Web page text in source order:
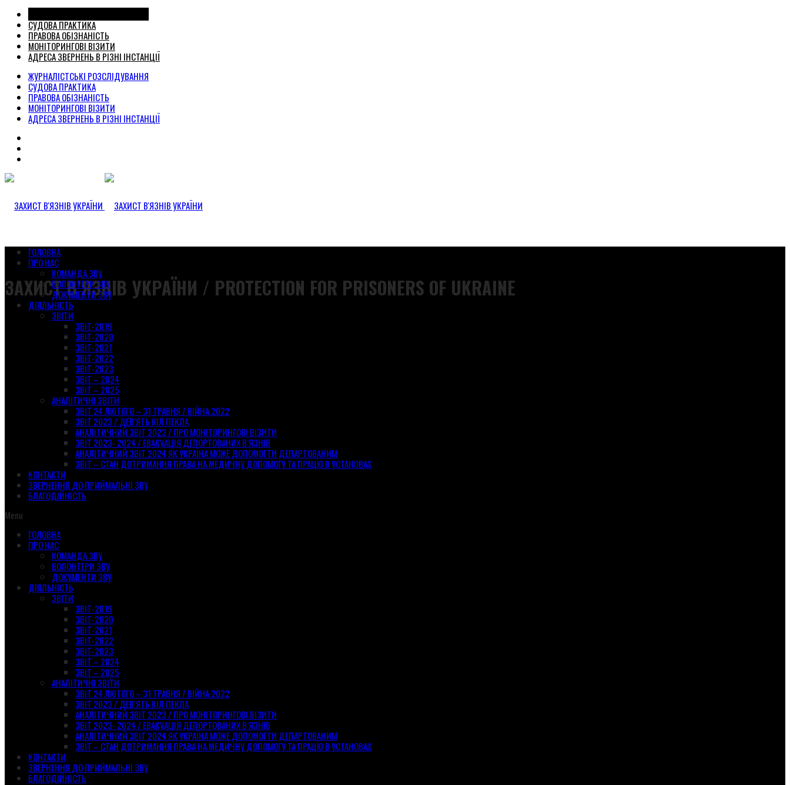
СУДОВА ПРАКТИКА
ПРАВОВА ОБІЗНАНІСТЬ
МОНІТОРИНГОВІ ВІЗИТИ
АДРЕСА ЗВЕРНЕНЬ В РІЗНІ ІНСТАНЦІЇ
ЖУРНАЛІСТСЬКІ РОЗСЛІДУВАННЯ
СУДОВА ПРАКТИКА
ПРАВОВА ОБІЗНАНІСТЬ
МОНІТОРИНГОВІ ВІЗИТИ
АДРЕСА ЗВЕРНЕНЬ В РІЗНІ ІНСТАНЦІЇ
ЗАХИСТ В’ЯЗНІВ УКРАЇНИ / PROTECTION FOR PRISONERS OF UKRAINE
ГОЛОВНА
ПРО НАС
КОМАНДА ЗВУ
ВОЛОНТЕРИ ЗВУ
ДОКУМЕНТИ ЗВУ
ДІЯЛЬНІСТЬ
ЗВІТИ
ЗВІТ-2019
ЗВІТ-2020
ЗВІТ-2021
ЗВІТ-2022
ЗВІТ-2023
ЗВІТ – 2024
ЗВІТ – 2025
АНАЛІТИЧНІ ЗВІТИ
ЗВІТ 24 ЛЮТОГО – 31 ТРАВНЯ / ВІЙНА 2022
ЗВІТ 2023 / ДЕВ’ЯТЬ КІЛ ПЕКЛА
АНАЛІТИЧНИЙ ЗВІТ 2023 / ПРО МОНІТОРИНГОВІ ВІЗИТИ
ЗВІТ 2023- 2024 / ЕВАКУАЦІЯ ДЕПОРТОВАНИХ В’ЯЗНІВ
АНАЛІТИЧНИЙ ЗВІТ 2024 ЯК УКРАЇНА МОЖЕ ДОПОМОГТИ ДЕПАРТОВАНИМ
ЗВІТ – СТАН ДОТРИМАННЯ ПРАВА НА МЕДИЧНУ ДОПОМОГУ ТА ПРАЦЮ В УСТАНОВАХ
КОНТАКТИ
ЗВЕРНЕННЯ ДО ПРИЙМАЛЬНІ ЗВУ
БЛАГОДІЙНІСТЬ
Menu
ГОЛОВНА
ПРО НАС
КОМАНДА ЗВУ
ВОЛОНТЕРИ ЗВУ
ДОКУМЕНТИ ЗВУ
ДІЯЛЬНІСТЬ
ЗВІТИ
ЗВІТ-2019
ЗВІТ-2020
ЗВІТ-2021
ЗВІТ-2022
ЗВІТ-2023
ЗВІТ – 2024
ЗВІТ – 2025
АНАЛІТИЧНІ ЗВІТИ
ЗВІТ 24 ЛЮТОГО – 31 ТРАВНЯ / ВІЙНА 2022
ЗВІТ 2023 / ДЕВ’ЯТЬ КІЛ ПЕКЛА
АНАЛІТИЧНИЙ ЗВІТ 2023 / ПРО МОНІТОРИНГОВІ ВІЗИТИ
ЗВІТ 2023- 2024 / ЕВАКУАЦІЯ ДЕПОРТОВАНИХ В’ЯЗНІВ
АНАЛІТИЧНИЙ ЗВІТ 2024 ЯК УКРАЇНА МОЖЕ ДОПОМОГТИ ДЕПАРТОВАНИМ
ЗВІТ – СТАН ДОТРИМАННЯ ПРАВА НА МЕДИЧНУ ДОПОМОГУ ТА ПРАЦЮ В УСТАНОВАХ
КОНТАКТИ
ЗВЕРНЕННЯ ДО ПРИЙМАЛЬНІ ЗВУ
БЛАГОДІЙНІСТЬ